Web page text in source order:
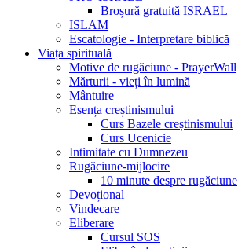
Broșură gratuită ISRAEL
ISLAM
Escatologie - Interpretare biblică
Viața spirituală
Motive de rugăciune - PrayerWall
Mărturii - vieți în lumină
Mântuire
Esența creștinismului
Curs Bazele creștinismului
Curs Ucenicie
Intimitate cu Dumnezeu
Rugăciune-mijlocire
10 minute despre rugăciune
Devoțional
Vindecare
Eliberare
Cursul SOS